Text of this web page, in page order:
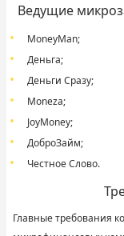
Ведущие
MoneyMan;
Деньга;
Деньги Сразу;
Moneza;
JoyMoney;
ДоброЗайм;
Честное Слово.
Главные требования